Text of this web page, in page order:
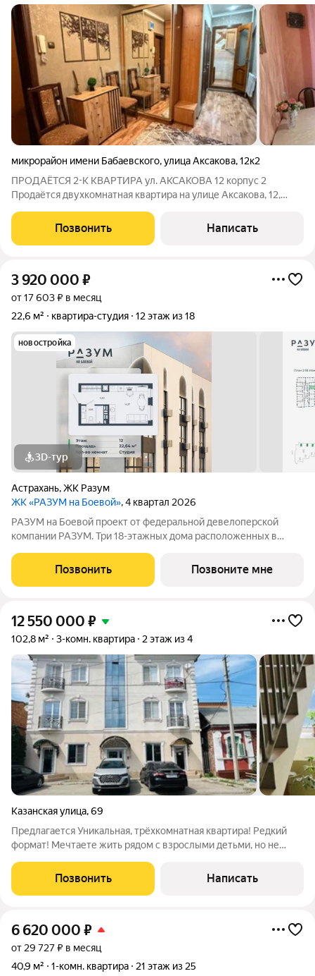
микрорайон имени Бабаевского,улица Аксакова,12к2
ПРОДАЁТСЯ 2-К КВАРТИРА ул. АКСАКОВА 12 корпус 2
Продаётся двухкомнатная квартира на улице Аксакова, 12,
улучшенной планировки (серия 135-Б). Шестой этаж
девятиэтажки, одна из самых удобных и
Позвонить Написать
3 920 000 ₽
от 17 603 ₽ в месяц
22,6 м²
квартира-студия 12 этаж из 18
новостройка
3D-тур
Астрахань,ЖК Разум
ЖК «РАЗУМ на Боевой», 4 квартал 2026
РАЗУМ на Боевой проект от федеральной девелоперской
компании РАЗУМ. Три 18-этажных дома расположенных в
школы - 3 детских сада - магазины - автобусная остановка
Главная особенность проекта
Позвонить Позвоните мне
12 550 000 ₽
102,8 м² 3-комн. квартира 2 этаж из 4
Казанская улица,69
Предлагается Уникальная, трёхкомнатная квартира! Редкий
формат! Мечтаете жить рядом с взрослыми детьми, но не
при этом сохранялось личное пространство? Это решение
идеально для Вас!
Позвонить Написать
6 620 000 ₽
от 29 727 ₽ в месяц
40,9 м²
1-комн. квартира 21 этаж из 25